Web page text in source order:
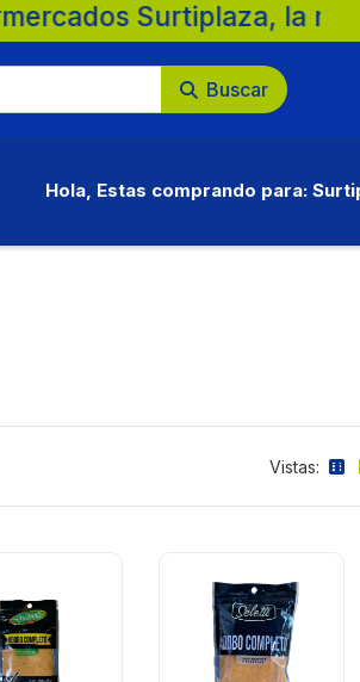
la mejor opción
Buscar
Hola, Estas comprando para:
Vistas: